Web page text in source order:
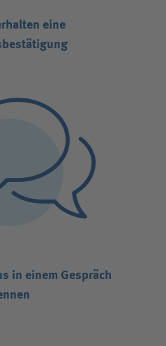
eine
in einem Gespräch